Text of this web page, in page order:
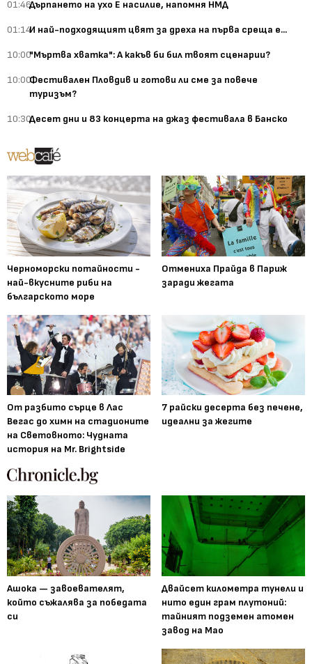
01:46Дърпането на ухо Е насилие, напомня НМД
01:14И най-подходящият цвят за дреха на първа среща е...
10:00"Мъртва хватка": А какъв би бил твоят сценарии?
10:00Фестивален Пловдив и готови ли сме за повече
туризъм?
10:30Десет дни и 83 концерта на джаз фестивала в Банско
Черноморски потайности -
най-вкусните риби на
българското море
Отмениха Прайда в Париж
заради жегата
От разбито сърце в Лас
Вегас до химн на стадионите
на Световното: Чудната
история на Mr. Brightside
7 райски десерта без печене,
идеални за жегите
Ашока — завоевателят,
който съжалява за победата
си
Двайсет километра тунели и
нито един грам плутоний:
тайният подземен атомен
завод на Мао